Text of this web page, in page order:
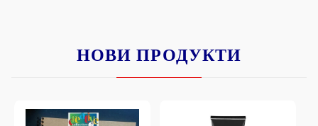
НОВИ ПРОДУКТИ